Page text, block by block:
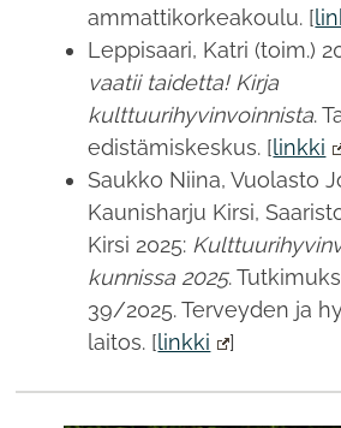
ammattikorkeakoulu. [
Leppisaari, Katri (toim.)
vaatii taidetta! Kirja
kulttuurihyvinvoinnista.
edistämiskeskus. [linkki
Saukko Niina, Vuolasto
Kaunisharju Kirsi,
Kirsi 2025:
kunnissa 2025.
39/2025. Terveyden ja
laitos. [linkki ]